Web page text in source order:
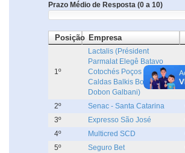
Prazo Médio de Resposta (0 a 10)
Posição Empresa
1º
Lactalis (Président
Parmalat Elegê Batavo
Cotochés Poços de
Caldas Balkis Boa Nata
Dobon Galbani)
2º Senac - Santa Catarina
3º
Expresso São José
4º
Multicred SCD
5º
Seguro Bet